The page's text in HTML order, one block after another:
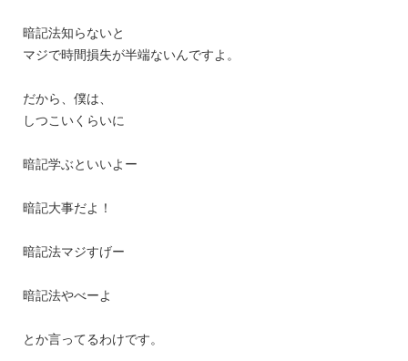
暗記法知らないと
マジで時間損失が半端ないんですよ。
だから、僕は、
しつこいくらいに
暗記学ぶといいよー
暗記大事だよ！
暗記法マジすげー
暗記法やべーよ
とか言ってるわけです。